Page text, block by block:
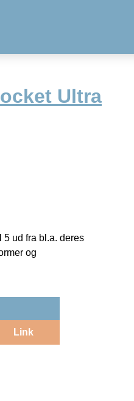
Ultra
ud fra bl.a. deres
og
Link